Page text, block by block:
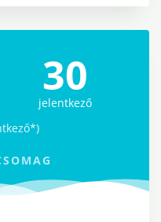
30
jelentkező